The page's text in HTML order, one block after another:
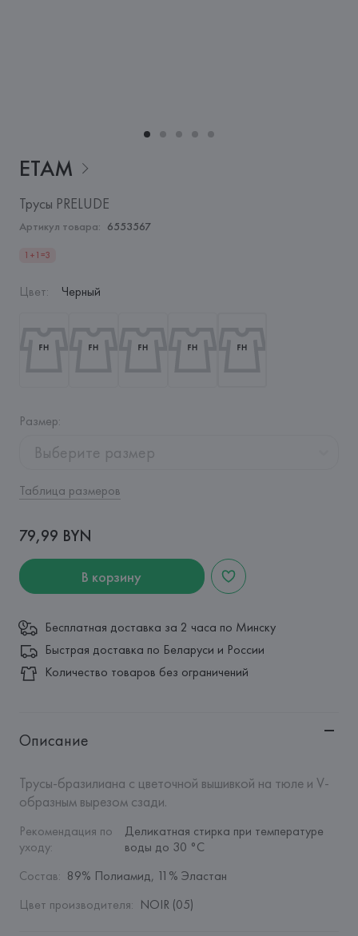
ETAM
Трусы PRELUDE
Артикул товара: 6553567
1+1=3
Цвет: Черный
Размер:
Выберите размер
Таблица размеров
79,99 BYN
В корзину
Бесплатная доставка за 2 часа по Минску
Быстрая доставка по Беларуси и России
Количество товаров без ограничений
Описание
Трусы-бразилиана с цветочной вышивкой на тюле и V-
образным вырезом сзади.
Рекомендация по
уходу:
Деликатная стирка при температуре
воды до 30 °C
Состав: 89% Полиамид, 11% Эластан
Цвет производителя: NOIR (05)